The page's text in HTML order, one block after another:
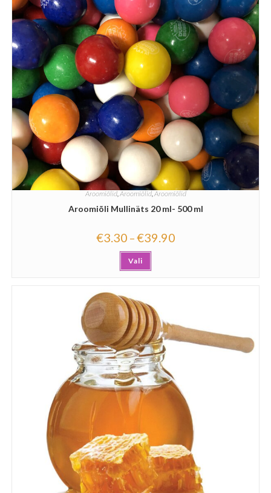
Aroomiõlid, Aroomiõlid, Aroomiõlid
Aroomiõli Mullinäts 20 ml- 500 ml
€3.30 –€39.90
Vali